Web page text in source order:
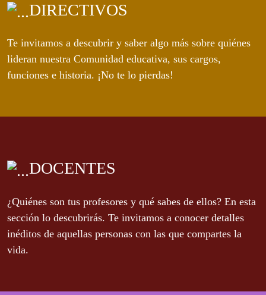
DIRECTIVOS
Te invitamos a descubrir y saber algo más sobre quiénes
lideran nuestra Comunidad educativa, sus cargos,
funciones e historia. ¡No te lo pierdas!
DOCENTES
¿Quiénes son tus profesores y qué sabes de ellos? En esta
sección lo descubrirás. Te invitamos a conocer detalles
inéditos de aquellas personas con las que compartes la
vida.